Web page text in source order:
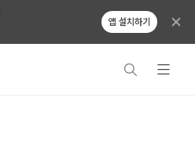
앱 설치하기